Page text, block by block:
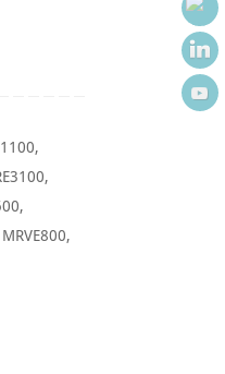
,
,
,
MRVE800,